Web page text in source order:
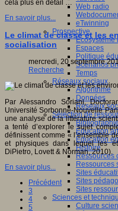
Web radio
eTwinning
Prospective
Ecosystème
Espaces
Politique
Scénarios
Temps
Réseaux sociaux
Algorithme
Données
Réseaux
Sélection de
Education
Education
Histoire
Ressources
Ressources
Sites
Sites
Sites
Sciences et
Culture
cela plus en détail …
En savoir plus...
Le climat de classe et les
socialisation
mercredi, 20 septembre
Recherche
Par Alessandro Soriani,
Université Sorbonne-Nouvelle
une analyse de la littérature
a tenté d’explorer le sujet
définissent comme « l’ensemble
et physiques dans lequel les
DiPietro, Lovett & Norman, 2010).
En savoir plus...
Précédent
3
4
5